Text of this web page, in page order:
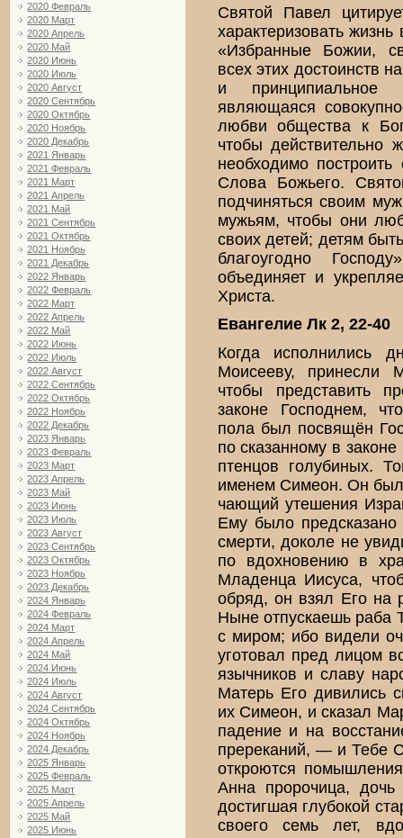
2020 Февраль
2020 Март
2020 Апрель
2020 Май
2020 Июнь
2020 Июль
2020 Август
2020 Сентябрь
2020 Октябрь
2020 Ноябрь
2020 Декабрь
2021 Январь
2021 Февраль
2021 Март
2021 Апрель
2021 Май
2021 Сентябрь
2021 Октябрь
2021 Ноябрь
2021 Декабрь
2022 Январь
2022 Февраль
2022 Март
2022 Апрель
2022 Май
2022 Июнь
2022 Июль
2022 Август
2022 Сентябрь
2022 Октябрь
2022 Ноябрь
2022 Декабрь
2023 Январь
2023 Февраль
2023 Март
2023 Апрель
2023 Май
2023 Июнь
2023 Июль
2023 Август
2023 Сентябрь
2023 Октябрь
2023 Ноябрь
2023 Декабрь
2024 Январь
2024 Февраль
2024 Март
2024 Апрель
2024 Май
2024 Июнь
2024 Июль
2024 Август
2024 Сентябрь
2024 Октябрь
2024 Ноябрь
2024 Декабрь
2025 Январь
2025 Февраль
2025 Март
2025 Апрель
2025 Май
2025 Июнь
Святой Павел
характеризовать
«Избранные Божии,
всех этих достоинств
и принципиальное
являющаяся
любви общества к
чтобы действительно
необходимо
Слова Божьего.
подчиняться своим
мужьям, чтобы они
своих детей; детям
благоугодно
объединяет и
Христа.
Евангелие Лк 2, 22-40
Когда исполнились
Моисееву, принесли
чтобы представить
законе Господнем,
пола был посвящён
по сказанному в
птенцов голубиных.
именем Симеон. Он
чающий утешения
Ему было
смерти, доколе не
по вдохновению в
Младенца Иисуса,
обряд, он взял Его на
Ныне отпускаешь раба
с миром; ибо видели
уготовал пред лицом
язычников и славу
Матерь Его дивились
их Симеон, и сказал
падение и на
пререканий, — и Тебе
откроются
Анна пророчица,
достигшая глубокой
своего семь лет,